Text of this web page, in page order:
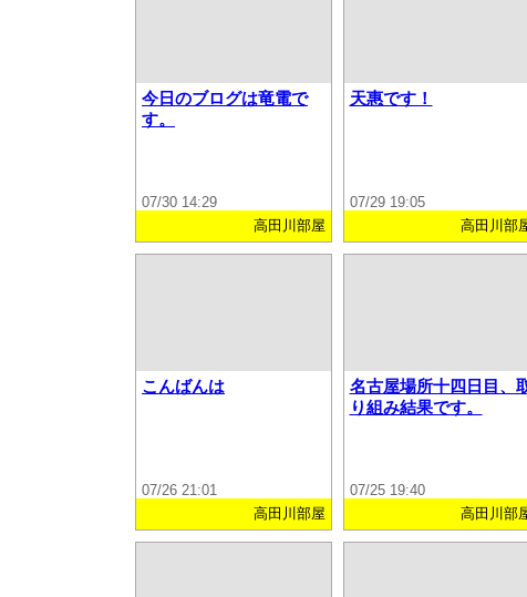
今日のブログは竜電で
す。
07/30 14:29
高田川部屋
天惠です！
07/29 19:05
高田川部
こんばんは
07/26 21:01
高田川部屋
名古屋場所十四日目、
り組み結果です。
07/25 19:40
高田川部